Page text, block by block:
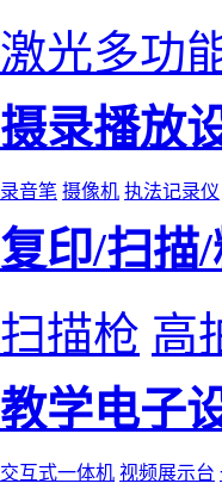
激光多功
摄录播放
录音笔 摄像机 执法记录仪
复印/扫描
扫描枪 高
教学电子
交互式一体机 视频展示台